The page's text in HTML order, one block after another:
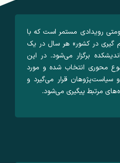
رویدادی مستمر است که با
گیری در کشور» هر سال در یک
توسط اندیشکده برگزار می‌شود. در این
محوری انتخاب شده و مورد
سیاست‌پژوهان قرار می‌گیرد و
مرتبط پیگیری می‌شود.